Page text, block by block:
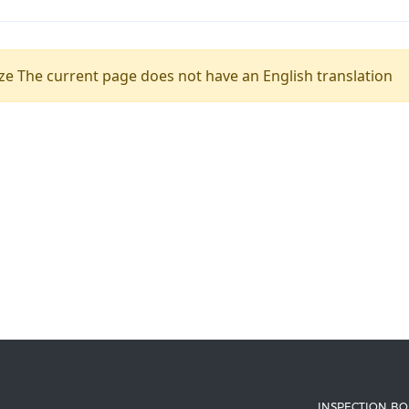
The current page does not have an English translation